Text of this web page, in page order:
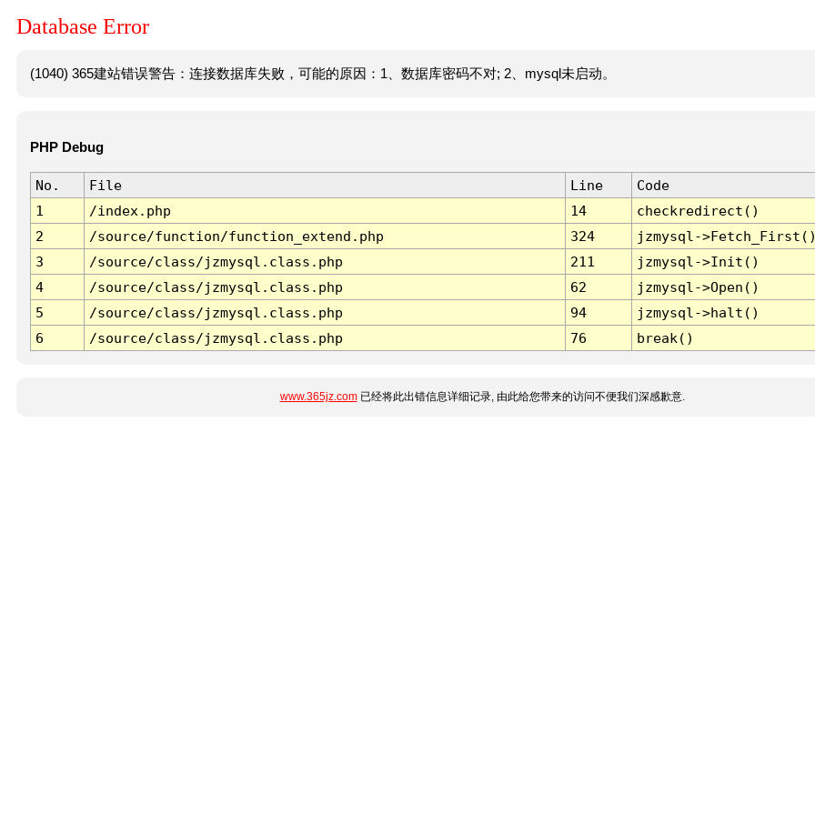
Database Error
(1040) 365建站错误警告：连接数据库失败，可能的原因：1、数据库密码不对; 2、mysql未启动。
PHP Debug
No. File Line
Code
1
/index.php 14
checkredirect()
2
/source/function/function_extend.php 324
jzmysql-
3
/source/class/jzmysql.class.php 211
jzmysql->Init()
4
/source/class/jzmysql.class.php 62
jzmysql->Open()
5
/source/class/jzmysql.class.php 94
jzmysql->halt()
6
/source/class/jzmysql.class.php 76 break()
www.365jz.com已经将此出错信息详细记录, 由此给您带来的访问不便我们深感歉意.